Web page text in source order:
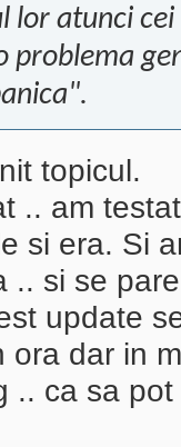
lor atunci
problema
topicul.
.. am
si era. Si
.. si se
update
ora dar in
.. ca sa